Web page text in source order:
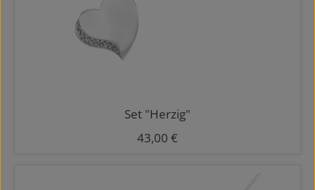
Set "Herzig"
Regulärer Preis:
43,00 €